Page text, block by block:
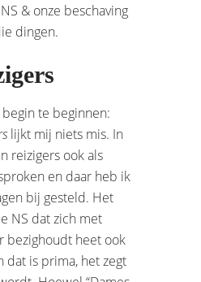
& onze beschaving
dingen.
te beginnen:
lijkt mij niets mis. In
reizigers ook als
en daar heb ik
bij gesteld. Het
NS dat zich met
bezighoudt heet ook
dat is prima, het zegt